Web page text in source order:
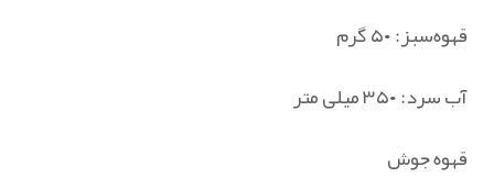
قهوه‌سبز: ۵۰ گرم
آب سرد: ۳۵۰ میلی متر
قهوه جوش